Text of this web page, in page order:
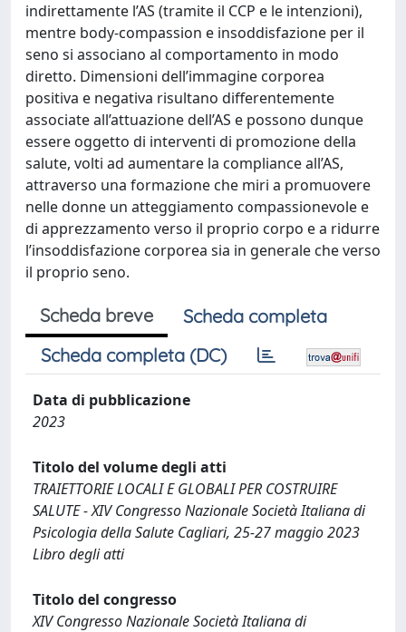
indirettamente l’AS (tramite il CCP e le intenzioni),
mentre body-compassion e insoddisfazione per il
seno si associano al comportamento in modo
diretto. Dimensioni dell’immagine corporea
positiva e negativa risultano differentemente
associate all’attuazione dell’AS e possono dunque
essere oggetto di interventi di promozione della
salute, volti ad aumentare la compliance all’AS,
attraverso una formazione che miri a promuovere
nelle donne un atteggiamento compassionevole e
di apprezzamento verso il proprio corpo e a ridurre
l’insoddisfazione corporea sia in generale che verso
il proprio seno.
Scheda breve
Scheda completa
Scheda completa (DC)
Data di pubblicazione
2023
Titolo del volume degli atti
TRAIETTORIE LOCALI E GLOBALI PER COSTRUIRE
SALUTE - XIV Congresso Nazionale Società Italiana di
Psicologia della Salute Cagliari, 25-27 maggio 2023
Libro degli atti
Titolo del congresso
XIV Congresso Nazionale Società Italiana di